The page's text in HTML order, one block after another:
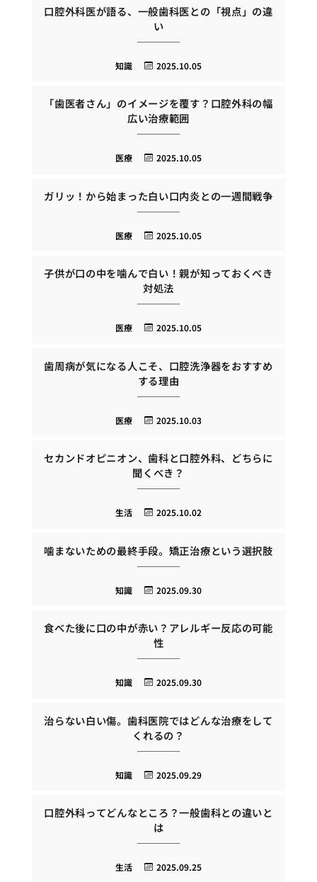
口腔外科医が語る、一般歯科医との「視点」の違
い
2025.10.05
知識
「歯医者さん」のイメージを覆す？口腔外科の幅
広い治療範囲
2025.10.05
医療
ガリッ！から始まった白い口内炎との一週間戦争
2025.10.05
医療
子供が口の中を噛んで白い！親が知っておくべき
対処法
2025.10.05
医療
歯周病が気になる人こそ、口腔洗浄器をおすすめ
する理由
2025.10.03
医療
セカンドオピニオン、歯科と口腔外科、どちらに
聞くべき？
2025.10.02
生活
噛まないための最終手段。矯正治療という選択肢
2025.09.30
知識
食べた後に口の中が赤い？アレルギー反応の可能
性
2025.09.30
知識
治らない白い傷。歯科医院ではどんな治療をして
くれるの？
2025.09.29
知識
口腔外科ってどんなところ？一般歯科との違いと
は
2025.09.25
生活